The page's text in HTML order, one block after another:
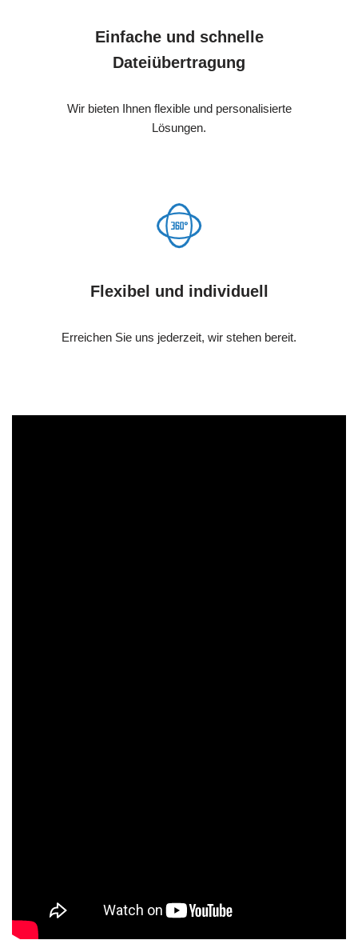
Einfache und schnelle
Dateiübertragung
Wir bieten Ihnen flexible und personalisierte
Lösungen.
Flexibel und individuell
Erreichen Sie uns jederzeit, wir stehen bereit.